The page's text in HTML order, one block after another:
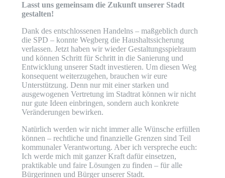
Lasst uns gemeinsam die Zukunft unserer Stadt
gestalten!
Dank des entschlossenen Handelns – maßgeblich durch
die SPD – konnte Wegberg die Haushaltssicherung
verlassen. Jetzt haben wir wieder Gestaltungsspielraum
und können Schritt für Schritt in die Sanierung und
Entwicklung unserer Stadt investieren. Um diesen Weg
konsequent weiterzugehen, brauchen wir eure
Unterstützung. Denn nur mit einer starken und
ausgewogenen Vertretung im Stadtrat können wir nicht
nur gute Ideen einbringen, sondern auch konkrete
Veränderungen bewirken.
Natürlich werden wir nicht immer alle Wünsche erfüllen
können – rechtliche und finanzielle Grenzen sind Teil
kommunaler Verantwortung. Aber ich verspreche euch:
Ich werde mich mit ganzer Kraft dafür einsetzen,
praktikable und faire Lösungen zu finden – für alle
Bürgerinnen und Bürger unserer Stadt.